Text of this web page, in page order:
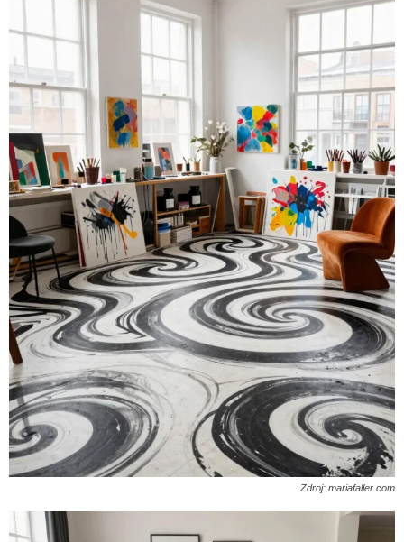
Zdroj: mariafaller.com